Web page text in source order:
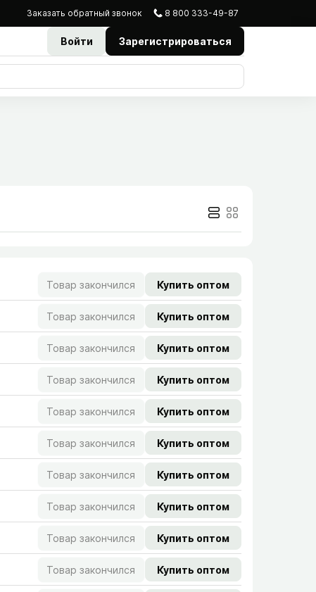
Заказать обратный звонок 8 800 333-49-87
Войти Зарегистрироваться
Товар закончился Купить оптом
Товар закончился Купить оптом
Товар закончился Купить оптом
Товар закончился Купить оптом
Товар закончился Купить оптом
Товар закончился Купить оптом
Товар закончился Купить оптом
Товар закончился Купить оптом
Товар закончился Купить оптом
Товар закончился Купить оптом